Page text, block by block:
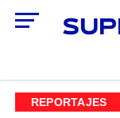
REPORTAJES